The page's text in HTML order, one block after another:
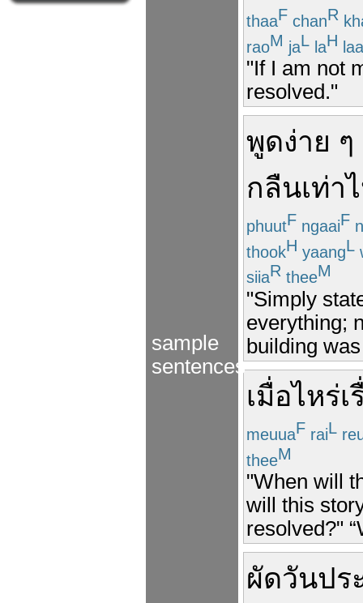
sample
sentences
thaaF chanR
raoM jaL laH
"If I am not
resolved."
พูดง่าย ๆ
กลืนเท่า
phuutF ngaaiF
thookH yaangL
siiaR theeM
"Simply
everything;
building
เมื่อไหร่เ
meuuaF raiL
theeM
"When will
will this
resolved?"
ผัดวันปร